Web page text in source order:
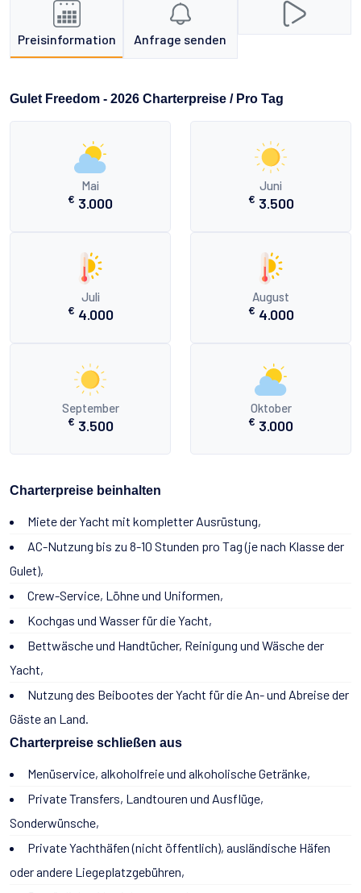
Preisinformation Anfrage senden
Gulet Freedom - 2026 Charterpreise / Pro Tag
Mai
€ 3.000
Juni
€ 3.500
Juli
€ 4.000
August
€ 4.000
September
€ 3.500
Oktober
€ 3.000
Charterpreise beinhalten
Miete der Yacht mit kompletter Ausrüstung,
AC-Nutzung bis zu 8-10 Stunden pro Tag (je nach Klasse der
Gulet),
Crew-Service, Löhne und Uniformen,
Kochgas und Wasser für die Yacht,
Bettwäsche und Handtücher, Reinigung und Wäsche der
Yacht,
Nutzung des Beibootes der Yacht für die An- und Abreise der
Gäste an Land.
Charterpreise schließen aus
Menüservice, alkoholfreie und alkoholische Getränke,
Private Transfers, Landtouren und Ausflüge,
Sonderwünsche,
Private Yachthäfen (nicht öffentlich), ausländische Häfen
oder andere Liegeplatzgebühren,